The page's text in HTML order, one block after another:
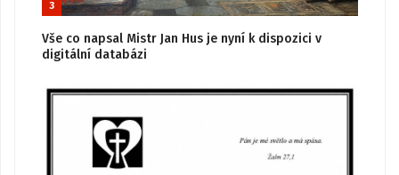
3
Vše co napsal Mistr Jan Hus je nyní k dispozici v
digitální databázi